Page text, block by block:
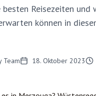
besten Reisezeiten und
können in
Team 18. Oktober 2023